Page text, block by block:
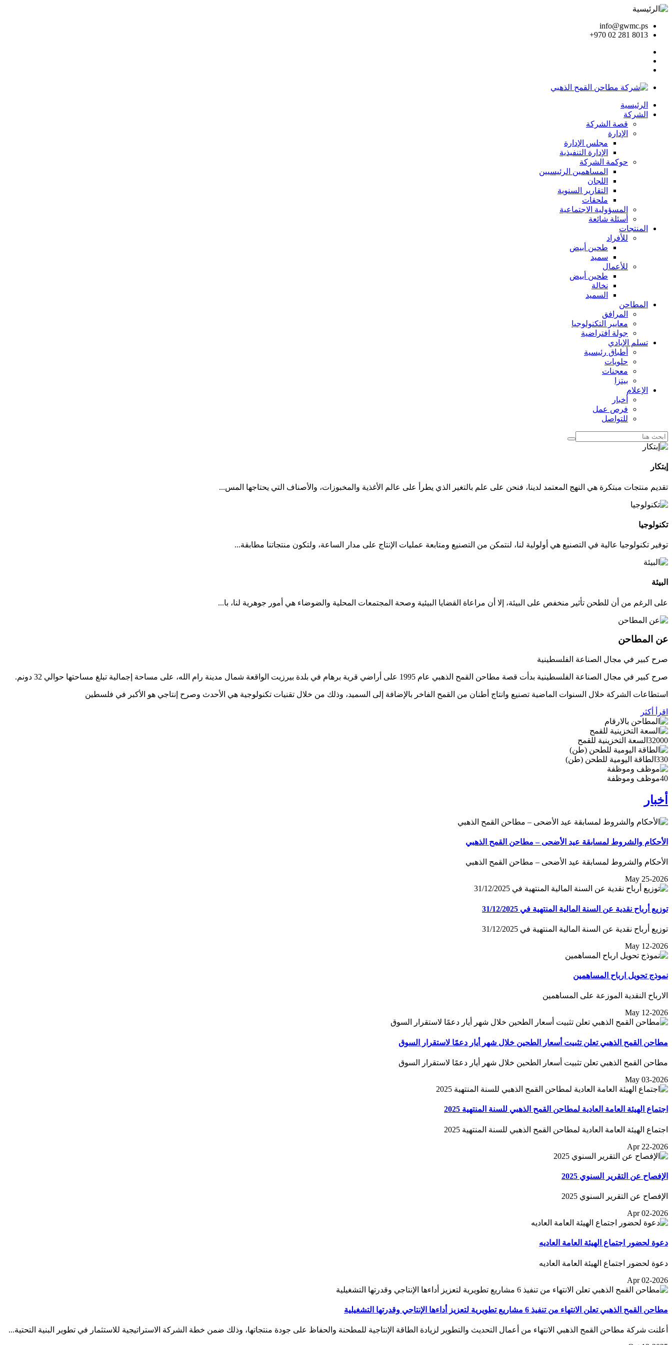
info@gwmc.ps
+970 02 281 8013
الرئيسية
الشركة
قصة الشركة
الإدارة
مجلس الإدارة
الإدارة التنفيذية
حوكمة الشركة
المساهمين الرئيسيين
اللجان
التقارير السنوية
ملحقات
المسؤولية الاجتماعية
أسئلة شائعة
المنتجات
للأفراد
طحين أبيض
سميد
للأعمال
طحين أبيض
نخالة
السميد
المطاحن
المرافق
معايير التكنولوجيا
جولة افتراضية
تسلم الإيادي
أطباق رئيسية
حلويات
معجنات
بيتزا
الإعلام
أخبار
فرص عمل
للتواصل
إبتكار
تقديم منتجات مبتكرة هي النهج المعتمد لدينا، فنحن على علم بالتغير الذي يطرأ على عالم الأغذية والمخبوزات، والأصناف التي يحتاجها المس...
تكنولوجيا
توفير تكنولوجيا عالية في التصنيع هي أولولية لنا، لنتمكن من التصنيع ومتابعة عمليات الإنتاج على مدار الساعة، ولتكون منتجاتنا مطابقة...
البيئة
على الرغم من أن للطحن تأثير منخفص على البيئة، إلا أن مراعاة القضايا البيئية وصحة المجتمعات المحلية والضوضاء هي أمور جوهرية لنا، با...
عن المطاحن
صرح كبير في مجال الصناعة الفلسطينية
صرح كبير في مجال الصناعة الفلسطينية بدأت قصة مطاحن القمح الذهبي عام 1995 على أراضي قرية برهام في بلدة بيرزيت الواقعة شمال مدينة رام الله، على مساحة إجمالية تبلغ مساحتها حوالي 32 دونم.
استطاعات الشركة خلال السنوات الماضية تصنيع وانتاج أطنان من القمح الفاخر بالإضافة إلى السميد، وذلك من خلال تقنيات تكنولوجية هي الأحدث وصرح إنتاجي هو الأكبر في فلسطين
اقرأ أكثر
32000 السعة التخزينية للقمح
330 الطاقة اليومية للطحن (طن)
40موظف وموظفة
أخبار
الأحكام والشروط لمسابقة عيد الأضحى – مطاحن القمح الذهبي
الأحكام والشروط لمسابقة عيد الأضحى – مطاحن القمح الذهبي
May 25-2026
توزيع أرباح نقدية عن السنة المالية المنتهية في 31/12/2025
توزيع أرباح نقدية عن السنة المالية المنتهية في 31/12/2025
May 12-2026
نموذج تحويل ارباح المساهمين
الارباح النقدية الموزعة على المساهمين
May 12-2026
مطاحن القمح الذهبي تعلن تثبيت أسعار الطحين خلال شهر أيار دعمًا لاستقرار السوق
مطاحن القمح الذهبي تعلن تثبيت أسعار الطحين خلال شهر أيار دعمًا لاستقرار السوق
May 03-2026
اجتماع الهيئة العامة العادية لمطاحن القمح الذهبي للسنة المنتهية 2025
اجتماع الهيئة العامة العادية لمطاحن القمح الذهبي للسنة المنتهية 2025
Apr 22-2026
الإفصاح عن التقرير السنوي 2025
الإفصاح عن التقرير السنوي 2025
Apr 02-2026
دعوة لحضور اجتماع الهيئة العامة العاديه
دعوة لحضور اجتماع الهيئة العامة العاديه
Apr 02-2026
مطاحن القمح الذهبي تعلن الانتهاء من تنفيذ 6 مشاريع تطويرية لتعزيز أداءها الإنتاجي وقدرتها التشغيلية
أعلنت شركة مطاحن القمح الذهبي الانتهاء من أعمال التحديث والتطوير لزيادة الطاقة الإنتاجية للمطحنة والحفاظ على جودة منتجاتها، وذلك ضمن خطة الشركة الاستراتيجية للاستثمار في تطوير البنية التحتية...